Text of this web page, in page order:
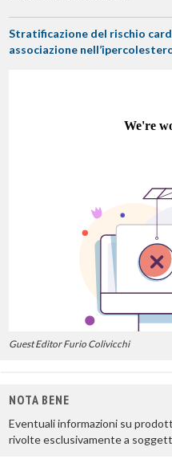
Stratificazione del rischio
associazione
Guest Editor Furio Colivicchi
NOTA BENE
Eventuali informazioni su
rivolte esclusivamente a